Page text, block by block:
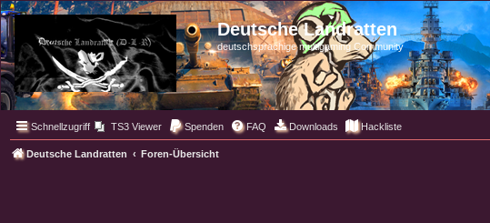
Deutsche Landratten
deutschsprachige multigaming Community
Schnellzugriff TS3 Viewer Spenden FAQ Downloads Hackliste
Deutsche Landratten Foren-Übersicht